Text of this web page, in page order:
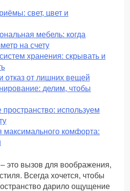
свет, цвет и
мебель: когда
на счету
хранения: скрывать и
отказ от лишних вещей
делим, чтобы
пространство: используем
максимального комфорта:
это вызов для воображения,
Всегда хочется, чтобы
дарило ощущение